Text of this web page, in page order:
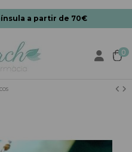
a partir de 70€
0